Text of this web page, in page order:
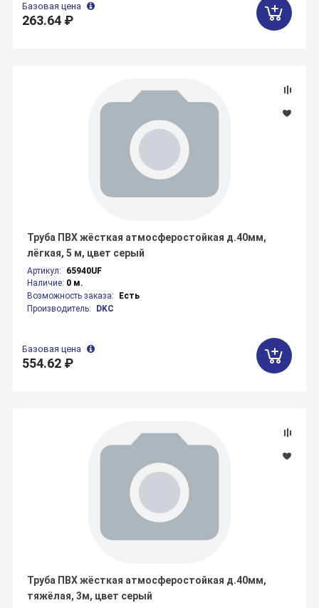
Базовая цена
263.64 ₽
Артикул:
65940UF
Наличие: 0 м.
Возможность заказа:
Есть
Производитель:
DKC
Труба ПВХ жёсткая атмосферостойкая д.40мм,
лёгкая, 5 м, цвет серый
Базовая цена
554.62 ₽
Труба ПВХ жёсткая атмосферостойкая д.40мм,
тяжёлая, 3м, цвет серый